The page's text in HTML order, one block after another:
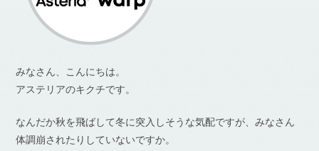
みなさん、こんにちは。
アステリアのキクチです。
なんだか秋を飛ばして冬に突入しそうな気配ですが、みなさん
体調崩されたりしていないですか。